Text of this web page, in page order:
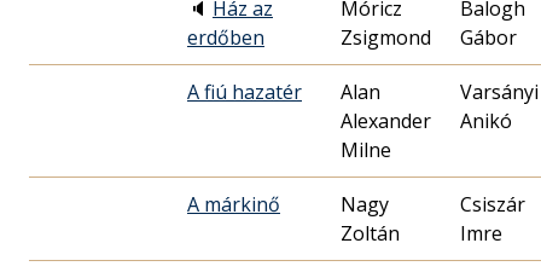
🔈 Ház az
erdőben
Móricz
Zsigmond
Balogh
Gábor
A fiú hazatér
Alan
Alexander
Milne
Varsányi
Anikó
A márkinő
Nagy
Zoltán
Csiszár
Imre